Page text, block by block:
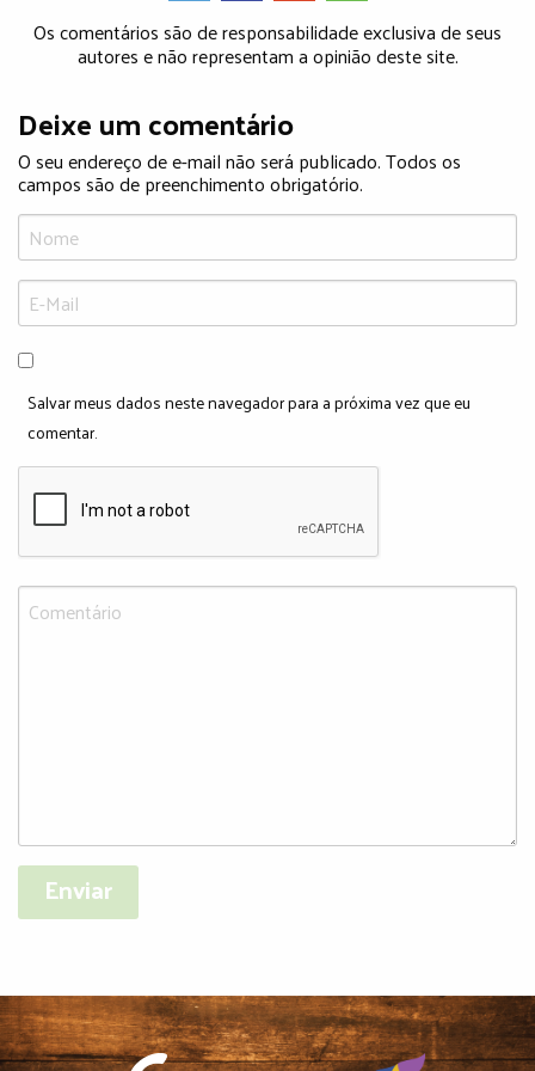
Os comentários são de responsabilidade exclusiva de seus
autores e não representam a opinião deste site.
Deixe um comentário
O seu endereço de e-mail não será publicado. Todos os
campos são de preenchimento obrigatório.
Salvar meus dados neste navegador para a próxima vez que eu
comentar.